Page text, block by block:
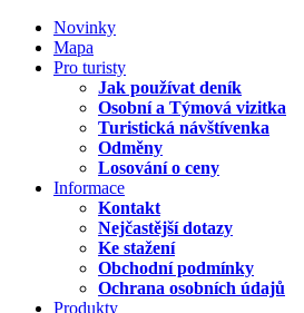
Novinky
Mapa
Pro turisty
Jak používat deník
Osobní a Týmová vizitka
Turistická návštívenka
Odměny
Losování o ceny
Informace
Kontakt
Nejčastější dotazy
Ke stažení
Obchodní podmínky
Ochrana osobních údajů
Produkty